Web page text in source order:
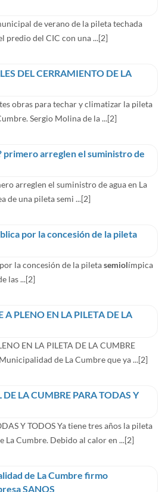
de verano de la pileta techada
predio del CIC con una ...[2]
DEL CERRAMIENTO DE LA
obras para techar y climatizar la pileta
Sergio Molina de la ...[2]
primero arreglen el suministro de
arreglen el suministro de agua en La
de una pileta semi ...[2]
por la concesión de la pileta
la concesión de la piletasemiolímpica
las ...[2]
A PLENO EN LA PILETA DE LA
EN LA PILETA DE LA CUMBRE
de La Cumbre que ya ...[2]
LA CUMBRE PARA TODAS Y
Y TODOS Ya tiene tres años la pileta
La Cumbre. Debido al calor en ...[2]
de La Cumbre firmo
SANOS